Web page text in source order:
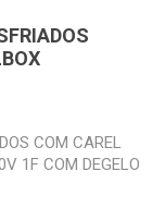
COM CAREL
1F COM DEGELO